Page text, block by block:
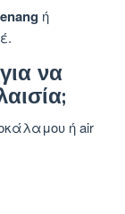
ή
να
ή air